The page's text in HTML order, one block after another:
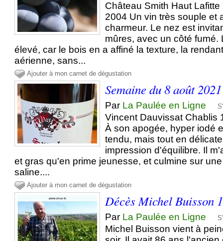
Château Smith Haut
2004 Un vin très souple et
charmeur. Le nez est
mûres, avec un côté fumé.
élevé, car le bois en a affiné la texture, la
aérienne, sans...
Ajouter à mon carnet de dégustation
Semaine du 8 août 2021
Par La Paulée en Ligne
Vincent Dauvissat Chablis
À son apogée, hyper iodé
tendu, mais tout en
impression d'équilibre. Il
et gras qu'en prime jeunesse, et culmine sur
saline....
Ajouter à mon carnet de dégustation
Décès Michel Buisson
Par La Paulée en Ligne
Michel Buisson vient à